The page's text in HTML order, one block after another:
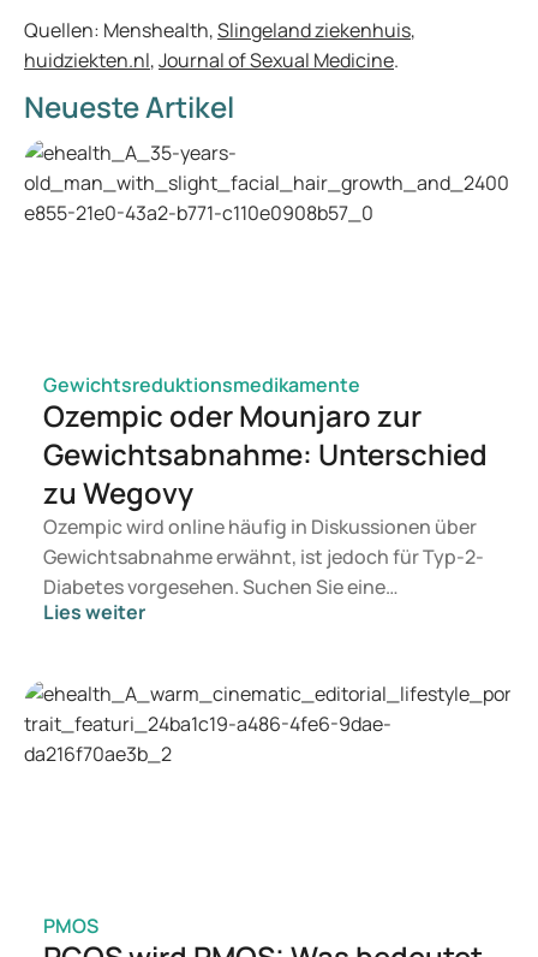
Quellen: Menshealth,Slingeland ziekenhuis,
huidziekten.nl,Journal of Sexual Medicine.
Neueste Artikel
Gewichtsreduktionsmedikamente
Ozempic oder Mounjaro zur
Gewichtsabnahme: Unterschied
zu Wegovy
Ozempic wird online häufig in Diskussionen über
Gewichtsabnahme erwähnt, ist jedoch für Typ-2-
Diabetes vorgesehen. Suchen Sie eine
Behandlung zur Gewichtskontrolle, kommen eher
Arzt auf Basis Ihrer Gesundheit, Ihres BMI und
Ihres Medikamentengebrauchs.
Lies weiter
PMOS